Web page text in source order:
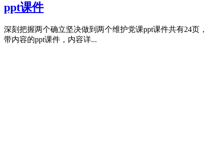
ppt课件
深刻把握两个确立坚决做到两个维护党课ppt课件共有24页，
带内容的ppt课件，内容详...